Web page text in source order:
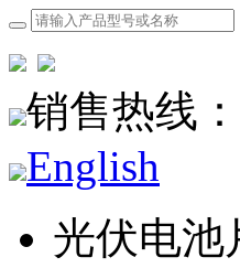
销售热线
English
光伏电池